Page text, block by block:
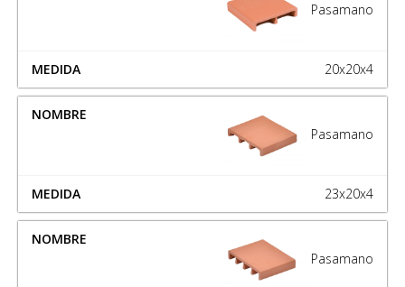
Pasamano
20x20x4
Pasamano
23x20x4
Pasamano